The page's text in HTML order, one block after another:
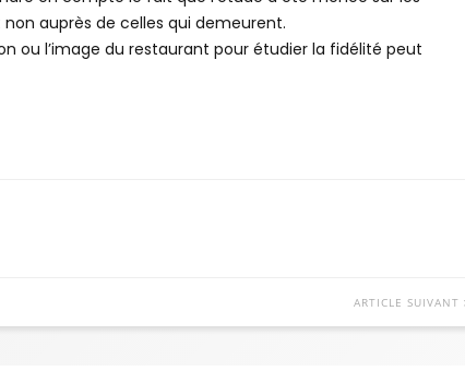
auprès de celles qui demeurent.
ou l’image du restaurant pour étudier la fidélité peut
ARTICLE SUIVANT